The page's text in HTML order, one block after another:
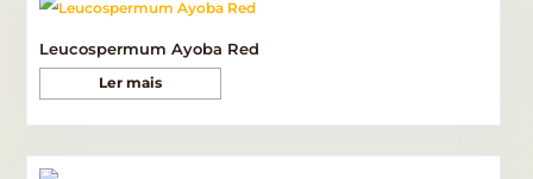
Leucospermum Ayoba Red
Ler mais